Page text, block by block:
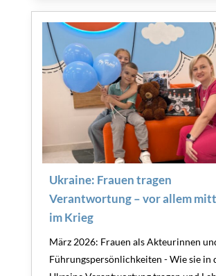
Ukraine: Frauen tragen
Verantwortung – vor allem
im Krieg
März 2026: Frauen als Akteurinnen
Führungspersönlichkeiten - Wie sie in